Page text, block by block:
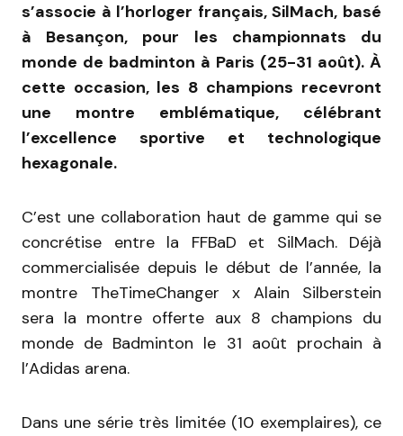
s’associe à l’horloger français, SilMach, basé
à Besançon, pour les championnats du
monde de badminton à Paris (25-31 août). À
cette occasion, les 8 champions recevront
une montre emblématique, célébrant
l’excellence sportive et technologique
hexagonale.
C’est une collaboration haut de gamme qui se
concrétise entre la FFBaD et SilMach. Déjà
commercialisée depuis le début de l’année, la
montre TheTimeChanger x Alain Silberstein
sera la montre offerte aux 8 champions du
monde de Badminton le 31 août prochain à
l’Adidas arena.
Dans une série très limitée (10 exemplaires), ce